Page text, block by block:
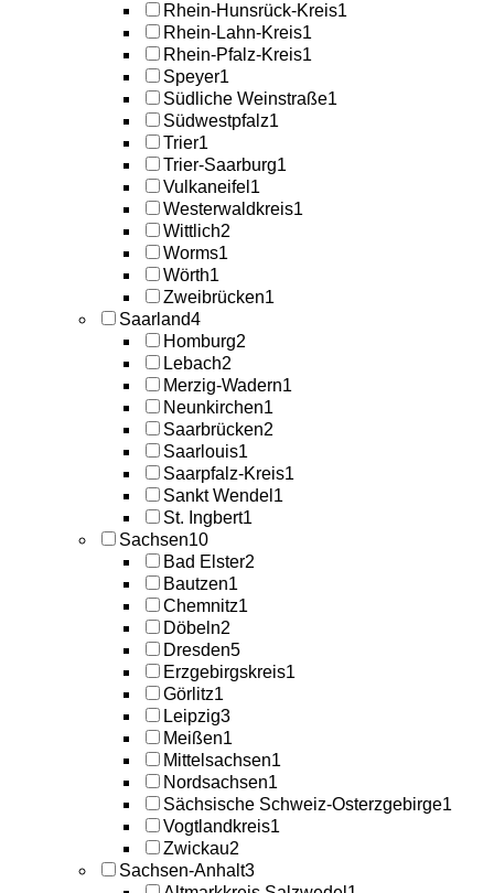
Rhein-Hunsrück-Kreis1
Rhein-Lahn-Kreis1
Rhein-Pfalz-Kreis1
Speyer1
Südliche Weinstraße1
Südwestpfalz1
Trier1
Trier-Saarburg1
Vulkaneifel 1
Westerwaldkreis1
Wittlich2
Worms1
Wörth1
Zweibrücken1
Saarland4
Homburg2
Lebach2
Merzig-Wadern1
Neunkirchen1
Saarbrücken2
Saarlouis1
Saarpfalz-Kreis1
Sankt Wendel 1
St. Ingbert1
Sachsen10
Bad Elster2
Bautzen1
Chemnitz1
Döbeln2
Dresden5
Erzgebirgskreis1
Görlitz1
Leipzig3
Meißen1
Mittelsachsen1
Nordsachsen1
Sächsische Schweiz-Osterzgebirge1
Vogtlandkreis1
Zwickau2
Sachsen-Anhalt3